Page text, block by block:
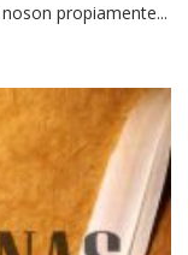
propiamente...